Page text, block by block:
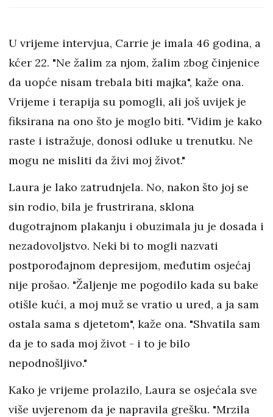
U vrijeme intervjua, Carrie je imala 46 godina, a
kćer 22. "Ne žalim za njom, žalim zbog činjenice
da uopće nisam trebala biti majka", kaže ona.
Vrijeme i terapija su pomogli, ali još uvijek je
fiksirana na ono što je moglo biti. "Vidim je kako
raste i istražuje, donosi odluke u trenutku. Ne
mogu ne misliti da živi moj život."
Laura je lako zatrudnjela. No, nakon što joj se
sin rodio, bila je frustrirana, sklona
dugotrajnom plakanju i obuzimala ju je dosada i
nezadovoljstvo. Neki bi to mogli nazvati
postporođajnom depresijom, međutim osjećaj
nije prošao. "Žaljenje me pogodilo kada su bake
otišle kući, a moj muž se vratio u ured, a ja sam
ostala sama s djetetom", kaže ona. "Shvatila sam
da je to sada moj život - i to je bilo
nepodnošljivo."
Kako je vrijeme prolazilo, Laura se osjećala sve
više uvjerenom da je napravila grešku. "Mrzila